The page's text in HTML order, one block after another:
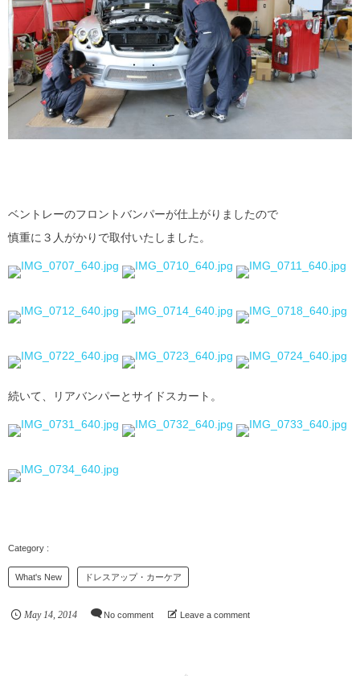
ベントレーのフロントバンパーが仕上がりましたので
慎重に３人がかりで取付いたしました。
続いて、リアバンパーとサイドスカート。
What's New ドレスアップ・カーケア
May 14, 2014 No comment Leave a comment